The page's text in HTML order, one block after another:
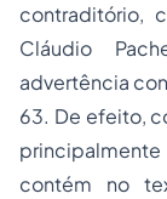
contraditório,
Cláudio
advertência
63. De efeito,
contém no